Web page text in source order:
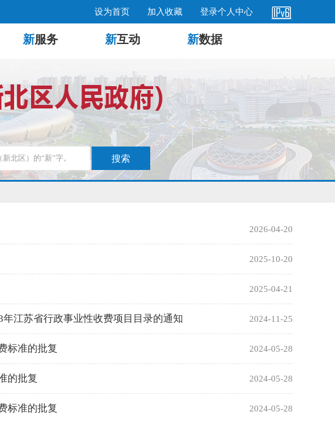
设为首页 加入收藏 登录个人中心
新服务 新互动 新数据
2026-04-20
2025-10-20
2025-04-21
江苏省行政事业性收费项目目录的通知 2024-11-25
标准的批复 2024-05-28
的批复 2024-05-28
标准的批复 2024-05-28